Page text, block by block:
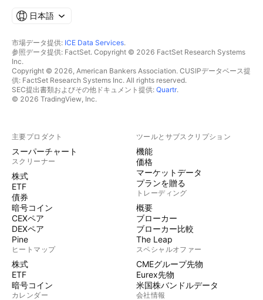
日本語
市場データ提供: ICE Data Services.
参照データ提供: FactSet. Copyright © 2026 FactSet Research Systems
Inc.
Copyright © 2026, American Bankers Association. CUSIPデータベース提
供: FactSet Research Systems Inc. All rights reserved.
SEC提出書類およびその他ドキュメント提供: Quartr.
© 2026 TradingView, Inc.
主要プロダクト
スーパーチャート
スクリーナー
株式
ETF
債券
暗号コイン
CEXペア
DEXペア
Pine
ヒートマップ
株式
ETF
暗号コイン
カレンダー
ツールとサブスクリプション
機能
価格
マーケットデータ
プランを贈る
トレーディング
概要
ブローカー
ブローカー比較
The Leap
スペシャルオファー
CMEグループ先物
Eurex先物
米国株バンドルデータ
会社情報